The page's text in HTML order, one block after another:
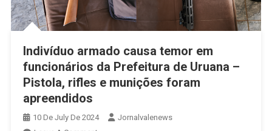
Indivíduo armado causa temor em
funcionários da Prefeitura de Uruana –
Pistola, rifles e munições foram
apreendidos
10 De July De 2024
Jornalvalenews